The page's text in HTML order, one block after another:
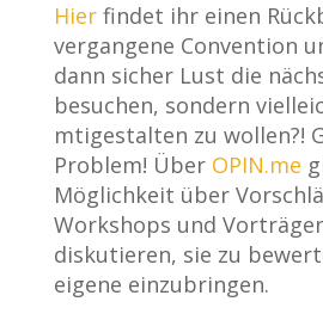
Hierfindet ihr einen
vergangene Convention
dann sicher Lust die
besuchen, sondern
mtigestalten zu wollen?!
Problem! Über OPIN.me
Möglichkeit über
Workshops und
diskutieren, sie zu
eigene einzubringen.